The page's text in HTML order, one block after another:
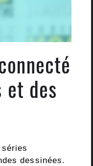
des
dessinées.